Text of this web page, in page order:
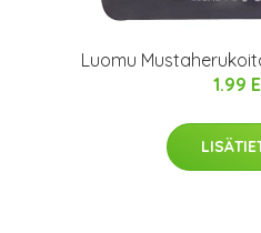
Luomu
1.99